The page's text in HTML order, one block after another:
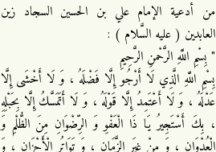
من أدعية الإمام علي بن الحسين السجاد زين
العابدين ( عليه السَّلام ) :
" بِسْمِ اللَّهِ الرَّحْمنِ الرَّحِيمِ
بِسْمِ اللَّهِ الَّذِي لَا أَرْجُو إِلَّا فَضْلَهُ ، وَ لَا أَخْشَى إِلَّا
عَدْلَهُ ، وَ لَا أَعْتَمِدُ إِلَّا قَوْلَهُ ، وَ لَا أَتَمَسَّكُ إِلَّا بِحَبْلِهِ
، بِكَ أَسْتَجِيرُ يَا ذَا الْعَفْوِ وَ الرِّضْوَانِ مِنَ الظُّلْمِ وَ
الْعُدْوَانِ ، وَ مِنْ غِيَرِ الزَّمَانِ ، وَ تَوَاتُرِ الْأَحْزَانِ ، وَ